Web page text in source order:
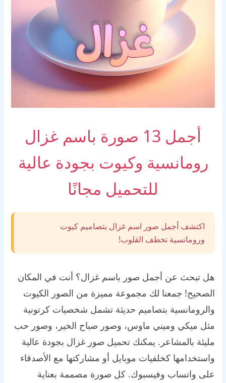
أجمل 13 صورة باسم غزال
رومانسية وكيوت بجودة عالية
للتحميل مجانًا
اكتشف أجمل صور اسم غزال بتصاميم كيوت
ورومانسية تخطف القلوب!
هل تبحث عن أجمل صور باسم غزال؟ أنت في المكان
الصحيح! جمعنا لك مجموعة مميزة من الصور الكيوت
والرومانسية بتصاميم حديثة تشمل شخصيات كرتونية
مثل ميكي وميني ماوس، وصور صباح الخير، وصور حب
مليئة بالمشاعر. يمكنك تحميل صور غزال بجودة عالية
واستخدامها كخلفيات موبايل أو مشاركتها مع الأصدقاء
على واتساب وفيسبوك. كل صورة مصممة بعناية